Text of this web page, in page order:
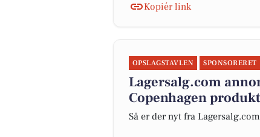
Kopiér link
OPSLAGSTAVLEN SPONSORERET
Lagersalg.com
Copenhagen
Så er der nyt fra Lagersalg.com